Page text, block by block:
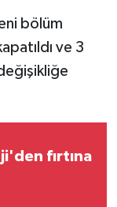
bölüm
ve 3
fırtına